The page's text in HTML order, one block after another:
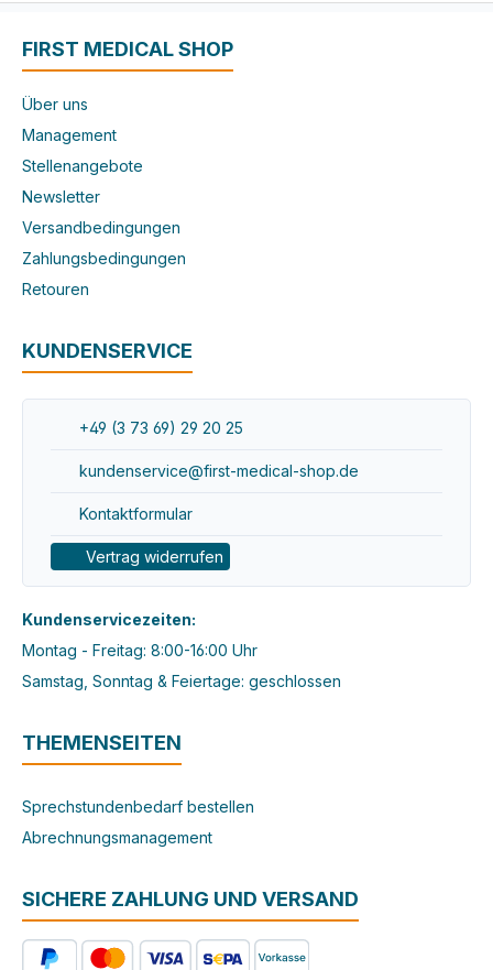
FIRST MEDICAL SHOP
Über uns
Management
Stellenangebote
Newsletter
Versandbedingungen
Zahlungsbedingungen
Retouren
KUNDENSERVICE
+49 (3 73 69) 29 20 25
kundenservice@first-medical-shop.de
Kontaktformular
Vertrag widerrufen
Kundenservicezeiten:
Montag - Freitag: 8:00-16:00 Uhr
Samstag, Sonntag & Feiertage: geschlossen
THEMENSEITEN
Sprechstundenbedarf bestellen
Abrechnungsmanagement
SICHERE ZAHLUNG UND VERSAND